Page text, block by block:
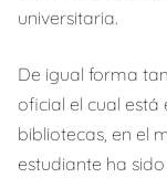
universitaria.
De igual forma
oficial el cual
bibliotecas, en el
estudiante ha